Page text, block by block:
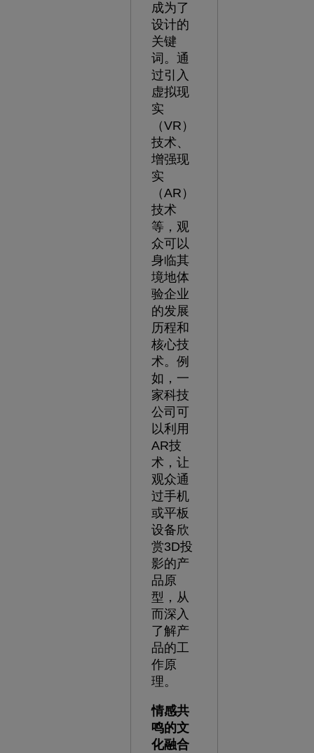
成为了
设计的
关键
词。通
过引入
虚拟现
实
（VR）
技术、
增强现
实
（AR）
技术
等，观
众可以
身临其
境地体
验企业
的发展
历程和
核心技
术。例
如，一
家科技
公司可
以利用
AR技
术，让
观众通
过手机
或平板
设备欣
赏3D投
影的产
品原
型，从
而深入
了解产
品的工
作原
理。
情感共
鸣的文
化融合